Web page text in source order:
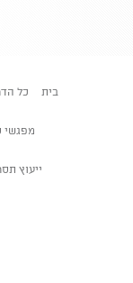
בית כל
מפגשי
ייעוץ